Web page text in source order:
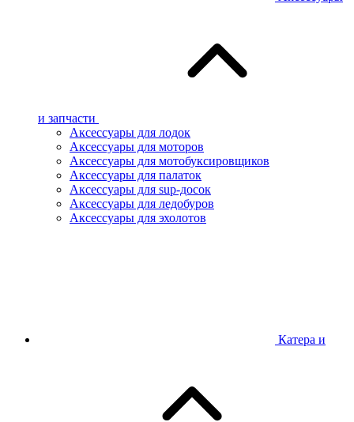
и запчасти
Аксессуары для лодок
Аксессуары для моторов
Аксессуары для мотобуксировщиков
Аксессуары для палаток
Аксессуары для sup-досок
Аксессуары для ледобуров
Аксессуары для эхолотов
Катера и